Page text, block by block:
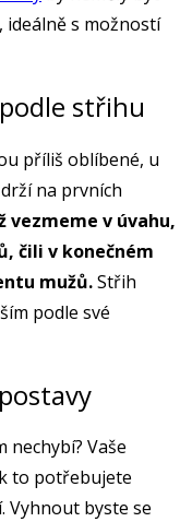
ideálně s možností
střihu
příliš oblíbené, u
na prvních
vezmeme v úvahu,
čili v konečném
mužů.Střih
podle své
nechybí? Vaše
to potřebujete
Vyhnout byste se